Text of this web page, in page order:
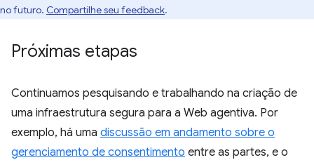
no futuro. Compartilhe seu feedback.
Próximas etapas
Continuamos pesquisando e trabalhando na criação de
uma infraestrutura segura para a Web agentiva. Por
exemplo, há uma discussão em andamento sobre o
gerenciamento de consentimento entre as partes, e o